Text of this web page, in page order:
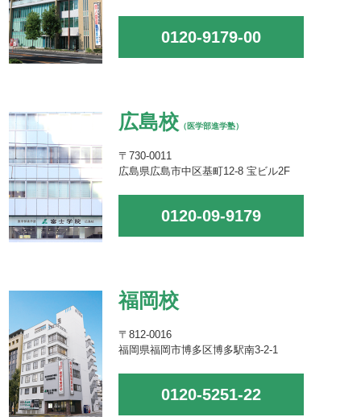
0120-9179-00
広島校 （医学部進学塾）
〒730-0011
広島県広島市中区基町12-8 宝ビル2F
0120-09-9179
福岡校
〒812-0016
福岡県福岡市博多区博多駅南3-2-1
0120-5251-22